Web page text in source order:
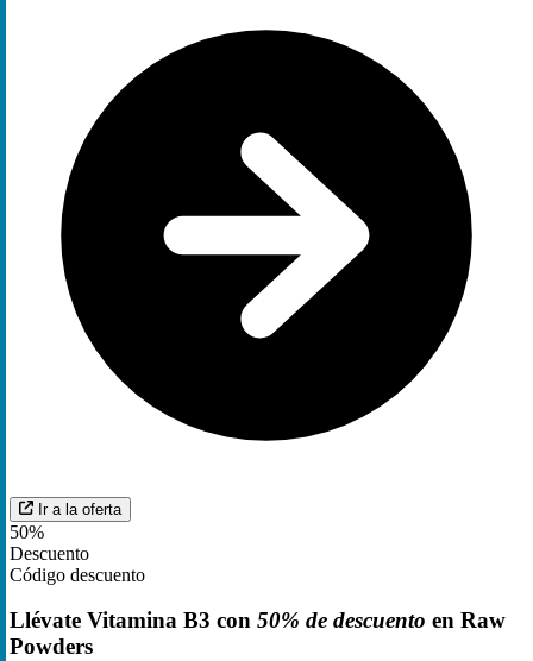
Ir a la oferta
50%
Descuento
Código descuento
Llévate Vitamina B3 con 50% de descuento en Raw
Powders